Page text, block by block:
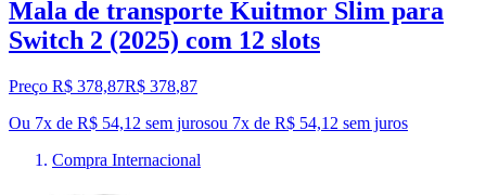
Mala de transporte Kuitmor Slim para
Switch 2 (2025) com 12 slots
Preço R$ 378,87R$ 378,87
Ou 7x de R$ 54,12 sem jurosou 7x de R$ 54,12 sem juros
Compra Internacional